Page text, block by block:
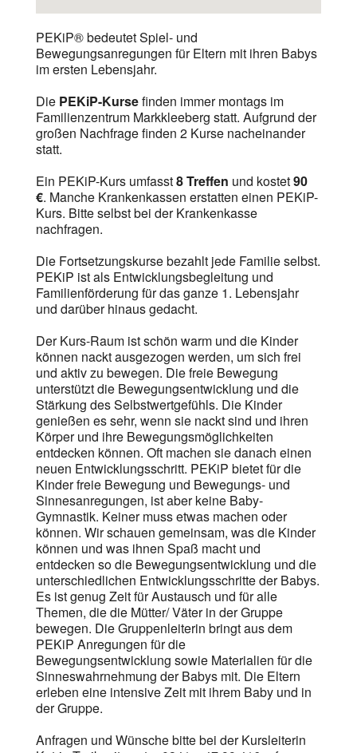
PEKiP® bedeutet Spiel- und
Bewegungsanregungen für Eltern mit ihren Babys
im ersten Lebensjahr.
Die PEKiP-Kursefinden immer montags im
Familienzentrum Markkleeberg statt. Aufgrund der
großen Nachfrage finden 2 Kurse nacheinander
statt.
Ein PEKiP-Kurs umfasst8 Treffen und kostet90
€. Manche Krankenkassen erstatten einen PEKiP-
Kurs. Bitte selbst bei der Krankenkasse
nachfragen.
Die Fortsetzungskurse bezahlt jede Familie selbst.
PEKiP ist als Entwicklungsbegleitung und
Familienförderung für das ganze 1. Lebensjahr
und darüber hinaus gedacht.
Der Kurs-Raum ist schön warm und die Kinder
können nackt ausgezogen werden, um sich frei
und aktiv zu bewegen. Die freie Bewegung
unterstützt die Bewegungsentwicklung und die
Stärkung des Selbstwertgefühls. Die Kinder
genießen es sehr, wenn sie nackt sind und ihren
Körper und ihre Bewegungsmöglichkeiten
entdecken können. Oft machen sie danach einen
neuen Entwicklungsschritt. PEKiP bietet für die
Kinder freie Bewegung und Bewegungs- und
Sinnesanregungen, ist aber keine Baby-
Gymnastik. Keiner muss etwas machen oder
können. Wir schauen gemeinsam, was die Kinder
können und was ihnen Spaß macht und
entdecken so die Bewegungsentwicklung und die
unterschiedlichen Entwicklungsschritte der Babys.
Es ist genug Zeit für Austausch und für alle
Themen, die die Mütter/ Väter in der Gruppe
bewegen. Die Gruppenleiterin bringt aus dem
PEKiP Anregungen für die
Bewegungsentwicklung sowie Materialien für die
Sinneswahrnehmung der Babys mit. Die Eltern
erleben eine intensive Zeit mit ihrem Baby und in
der Gruppe.
Anfragen und Wünsche bitte bei der Kursleiterin